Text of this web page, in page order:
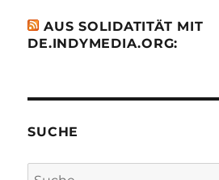
AUS SOLIDATITÄT MIT
DE.INDYMEDIA.ORG:
SUCHE
Suche